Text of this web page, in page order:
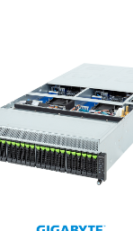
9:30 - 18:00